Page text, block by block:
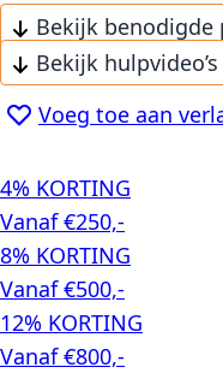
Bekijk benodigde
Bekijk hulpvideo’s
Voeg toe aan
4% KORTING
Vanaf €250,-
8% KORTING
Vanaf €500,-
12% KORTING
Vanaf €800,-